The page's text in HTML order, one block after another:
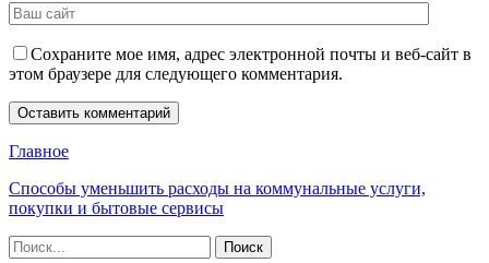
Сохраните мое имя, адрес электронной почты и веб-сайт в
этом браузере для следующего комментария.
Главное
Способы уменьшить расходы на коммунальные услуги,
покупки и бытовые сервисы